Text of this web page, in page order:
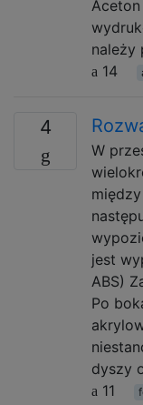
należy
14
4
W
jest
ABS)
Po
dyszy
11